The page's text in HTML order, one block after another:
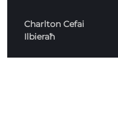
Charlton Cefai
Ilbieraħ